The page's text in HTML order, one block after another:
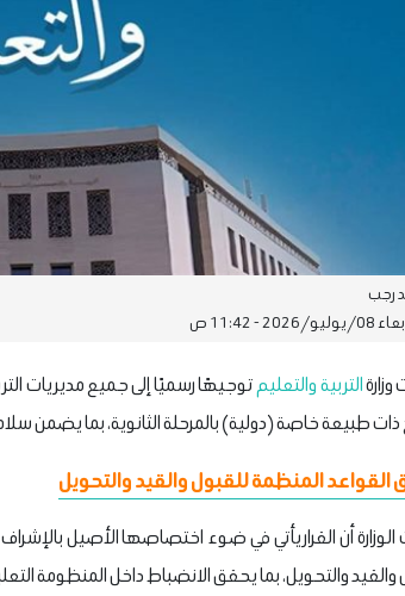
رجب
2026 - 11:42 ص
التربية والتعليمتوجيهًا رسميًا إلى جميع مديريات
طبيعة خاصة (دولية) بالمرحلة الثانوية، بما يضمن
القواعد المنظمة للقبول والقيد والتحويل
أن القرار يأتي في ضوء اختصاصها الأصيل
والقيد والتحويل، بما يحقق الانضباط داخل المنظومة